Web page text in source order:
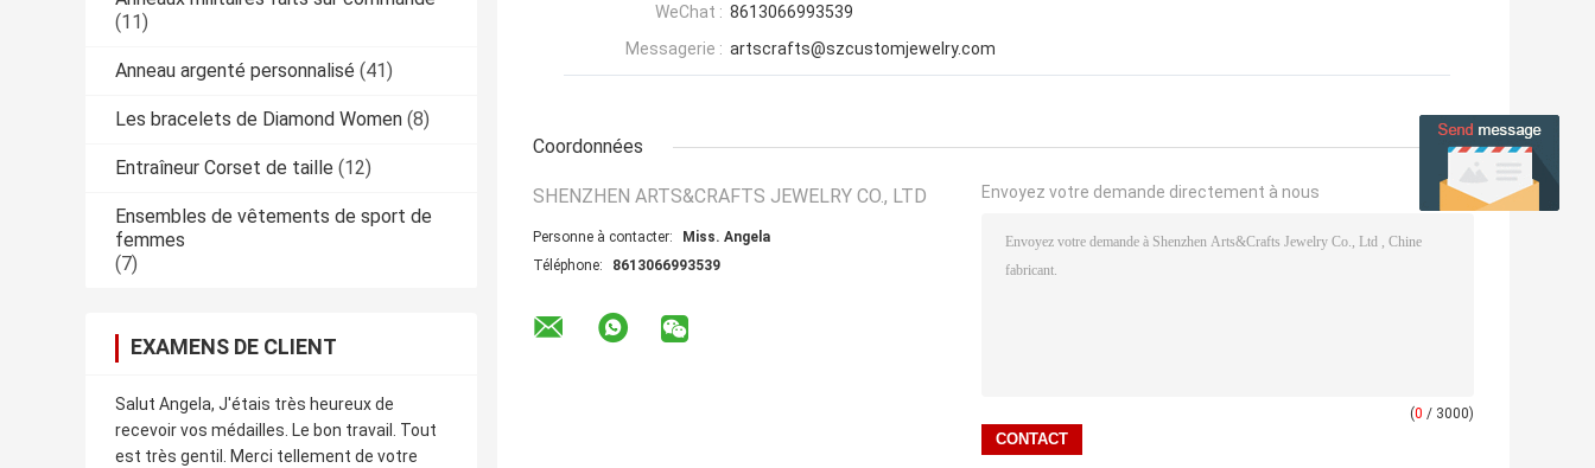
(11)
Anneau argenté personnalisé (41)
Les bracelets de Diamond Women (8)
Entraîneur Corset de taille (12)
Ensembles de vêtements de sport de
femmes
(7)
EXAMENS DE CLIENT
Salut Angela, J'étais très heureux de
recevoir vos médailles. Le bon travail. Tout
est très gentil. Merci tellement de votre
WeChat : 8613066993539
Messagerie : artscrafts@szcustomjewelry.com
Coordonnées
SHENZHEN ARTS&CRAFTS JEWELRY CO., LTD
Personne à contacter:
Miss. Angela
Téléphone:
8613066993539
Envoyez votre demande directement à nous
(0 / 3000)